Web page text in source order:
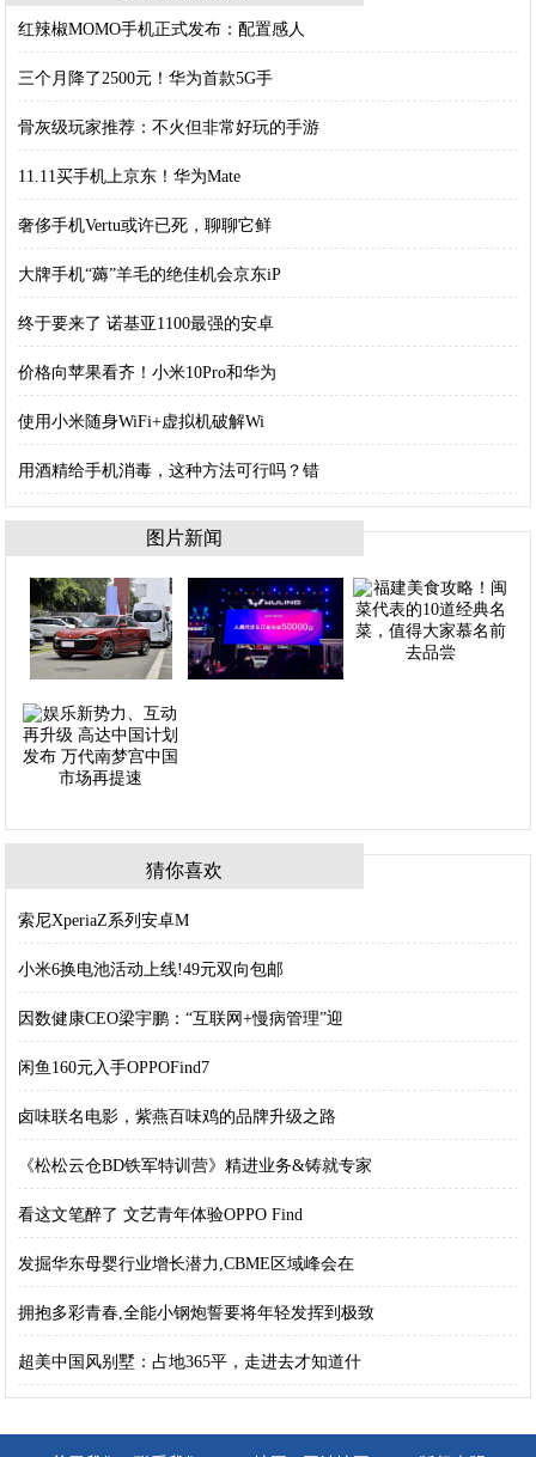
红辣椒MOMO手机正式发布：配置感人
三个月降了2500元！华为首款5G手
骨灰级玩家推荐：不火但非常好玩的手游
11.11买手机上京东！华为Mate
奢侈手机Vertu或许已死，聊聊它鲜
大牌手机“薅”羊毛的绝佳机会京东iP
终于要来了 诺基亚1100最强的安卓
价格向苹果看齐！小米10Pro和华为
使用小米随身WiFi+虚拟机破解Wi
用酒精给手机消毒，这种方法可行吗？错
图片新闻
猜你喜欢
索尼XperiaZ系列安卓M
小米6换电池活动上线!49元双向包邮
因数健康CEO梁宇鹏：“互联网+慢病管理”迎
闲鱼160元入手OPPOFind7
卤味联名电影，紫燕百味鸡的品牌升级之路
《松松云仓BD铁军特训营》精进业务&铸就专家
看这文笔醉了 文艺青年体验OPPO Find
发掘华东母婴行业增长潜力,CBME区域峰会在
拥抱多彩青春,全能小钢炮誓要将年轻发挥到极致
超美中国风别墅：占地365平，走进去才知道什